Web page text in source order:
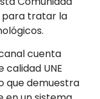
para tratar la
cuenta
UNE
que demuestra